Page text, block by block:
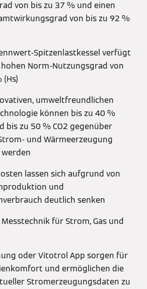
von bis zu 37 % und einen
von bis zu 92 %
Spitzenlastkessel verfügt
Norm-Nutzungsgrad von
(Hs)
umweltfreundlichen
können bis zu 40 %
bis zu 50 % CO2 gegenüber
und Wärmeerzeugung
lassen sich aufgrund von
und
deutlich senken
für Strom, Gas und
oder Vitotrol App sorgen für
und ermöglichen die
Stromerzeugungsdaten zu